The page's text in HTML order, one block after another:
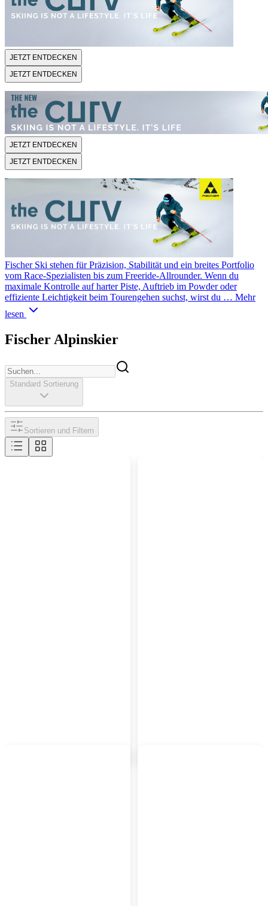
JETZT ENTDECKEN
JETZT ENTDECKEN
JETZT ENTDECKEN
JETZT ENTDECKEN
Fischer Ski stehen für Präzision, Stabilität und ein breites Portfolio
vom Race-Spezialisten bis zum Freeride-Allrounder. Wenn du
maximale Kontrolle auf harter Piste, Auftrieb im Powder oder
effiziente Leichtigkeit beim Tourengehen suchst, wirst du … Mehr
lesen
Fischer Alpinskier
Standard Sortierung
Sortieren und Filtern